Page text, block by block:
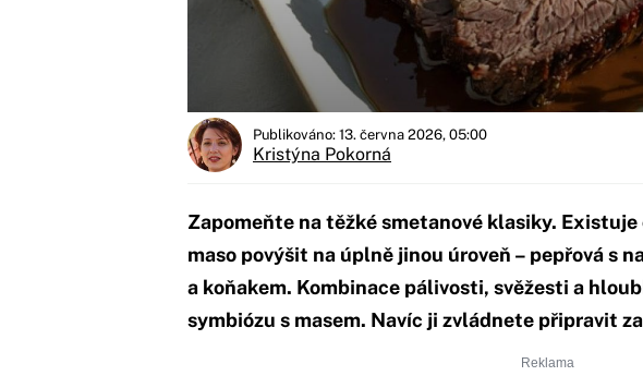
Publikováno: 13. června 2026, 05:00
Kristýna Pokorná
Zapomeňte na těžké smetanové klasiky.
maso povýšit na úplně jinou úroveň – pepřová s
a koňakem. Kombinace pálivosti, svěžesti a
symbiózu s masem. Navíc ji zvládnete připravit